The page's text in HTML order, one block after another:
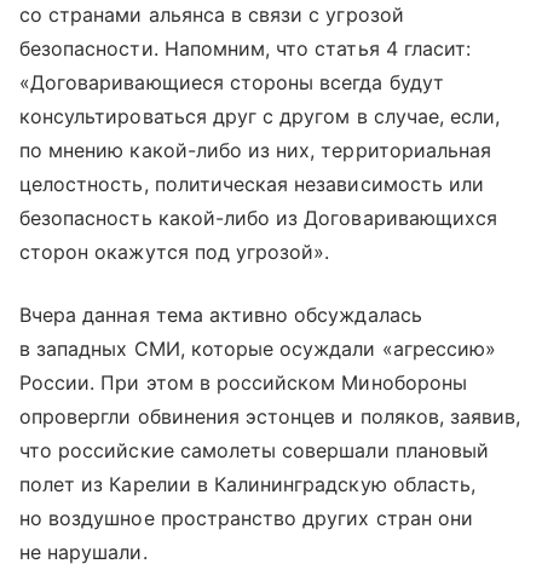
со странами альянса в связи с угрозой
безопасности. Напомним, что статья 4 гласит:
«Договаривающиеся стороны всегда будут
консультироваться друг с другом в случае, если,
по мнению какой-либо из них, территориальная
целостность, политическая независимость или
безопасность какой-либо из Договаривающихся
сторон окажутся под угрозой».
Вчера данная тема активно обсуждалась
в западных СМИ, которые осуждали «агрессию»
России. При этом в российском Минобороны
опровергли обвинения эстонцев и поляков, заявив,
что российские самолеты совершали плановый
полет из Карелии в Калининградскую область,
но воздушное пространство других стран они
не нарушали.